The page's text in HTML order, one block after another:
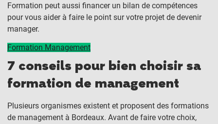
Formation peut aussi financer un bilan de compétences
pour vous aider à faire le point sur votre projet de devenir
manager.
Formation Management
7 conseils pour bien choisir sa
formation de management
Plusieurs organismes existent et proposent des formations
de management à Bordeaux. Avant de faire votre choix,